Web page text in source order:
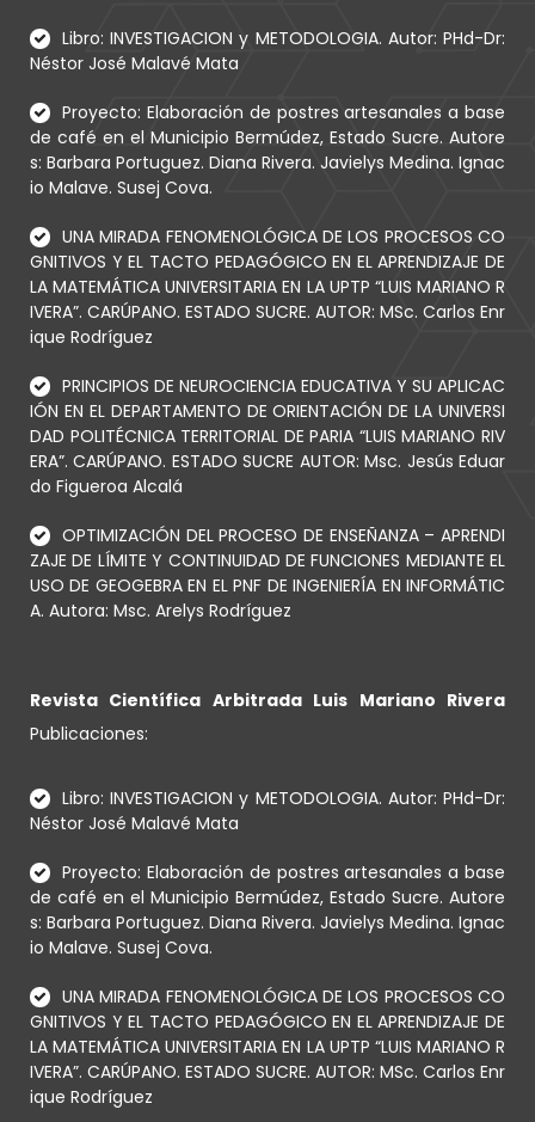
Libro: INVESTIGACION y METODOLOGIA. Autor: PHd-Dr:
Néstor José Malavé Mata
Proyecto: Elaboración de postres artesanales a base
de café en el Municipio Bermúdez, Estado Sucre. Autore
s: Barbara Portuguez. Diana Rivera. Javielys Medina. Ignac
io Malave. Susej Cova.
UNA MIRADA FENOMENOLÓGICA DE LOS PROCESOS CO
GNITIVOS Y EL TACTO PEDAGÓGICO EN EL APRENDIZAJE DE
LA MATEMÁTICA UNIVERSITARIA EN LA UPTP “LUIS MARIANO R
IVERA”. CARÚPANO. ESTADO SUCRE. AUTOR: MSc. Carlos Enr
ique Rodríguez
PRINCIPIOS DE NEUROCIENCIA EDUCATIVA Y SU APLICAC
IÓN EN EL DEPARTAMENTO DE ORIENTACIÓN DE LA UNIVERSI
DAD POLITÉCNICA TERRITORIAL DE PARIA “LUIS MARIANO RIV
ERA”. CARÚPANO. ESTADO SUCRE AUTOR: Msc. Jesús Eduar
do Figueroa Alcalá
OPTIMIZACIÓN DEL PROCESO DE ENSEÑANZA – APRENDI
ZAJE DE LÍMITE Y CONTINUIDAD DE FUNCIONES MEDIANTE EL
USO DE GEOGEBRA EN EL PNF DE INGENIERÍA EN INFORMÁTIC
A. Autora: Msc. Arelys Rodríguez
Revista Científica Arbitrada Luis Mariano Rivera
Publicaciones:
Libro: INVESTIGACION y METODOLOGIA. Autor: PHd-Dr:
Néstor José Malavé Mata
Proyecto: Elaboración de postres artesanales a base
de café en el Municipio Bermúdez, Estado Sucre. Autore
s: Barbara Portuguez. Diana Rivera. Javielys Medina. Ignac
io Malave. Susej Cova.
UNA MIRADA FENOMENOLÓGICA DE LOS PROCESOS CO
GNITIVOS Y EL TACTO PEDAGÓGICO EN EL APRENDIZAJE DE
LA MATEMÁTICA UNIVERSITARIA EN LA UPTP “LUIS MARIANO R
IVERA”. CARÚPANO. ESTADO SUCRE. AUTOR: MSc. Carlos Enr
ique Rodríguez